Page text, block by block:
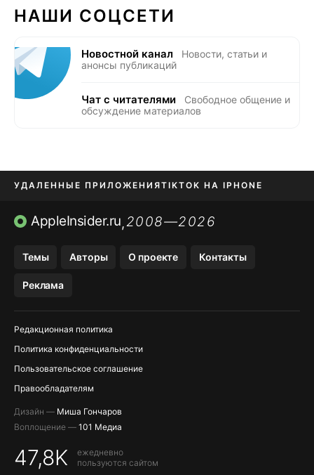
НАШИ СОЦСЕТИ
Новостной канал
Новости, статьи и
анонсы публикаций
Чат с читателями
Свободное общение и
обсуждение материалов
УДАЛЕННЫЕ ПРИЛОЖЕНИЯTIKTOK НА IPHONE
ПРИЛОЖЕНИЯ БЕЗ APP STORE
AppleInsider.ru,2008—2026
Темы Авторы О проекте Контакты
Реклама
Редакционная политика
Политика конфиденциальности
Пользовательское соглашение
Правообладателям
Дизайн — Миша Гончаров
Воплощение — 101 Медиа
47,8K
ежедневно
пользуются сайтом